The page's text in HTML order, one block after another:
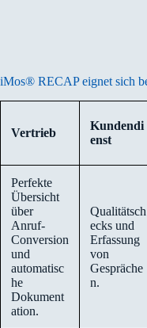
iMos® RECAP eignet sich
Vertrieb
Kundendi
enst
Perfekte
Übersicht
über
Anruf-
Conversion
und
automatisc
he
Dokument
ation.
Qualitätsch
ecks und
Erfassung
von
Gespräche
n.